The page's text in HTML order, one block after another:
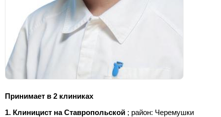
Принимает в 2 клиниках
1. Клиницист на Ставропольской ; район: Черемушки